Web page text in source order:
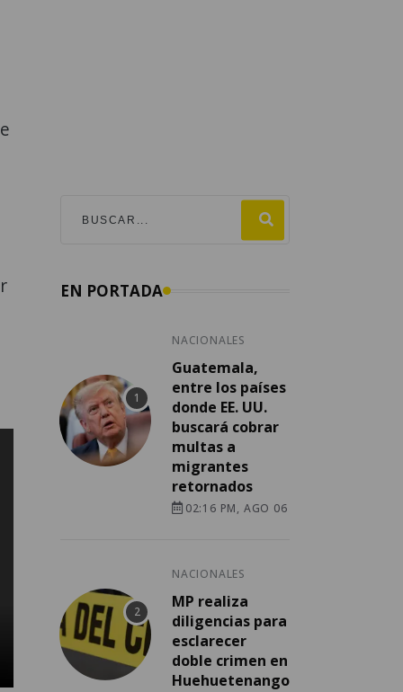
EN PORTADA
NACIONALES
Guatemala,
entre los países
donde EE. UU.
buscará cobrar
multas a
migrantes
retornados
02:16 PM, AGO 06
NACIONALES
MP realiza
diligencias para
esclarecer
doble crimen en
Huehuetenango